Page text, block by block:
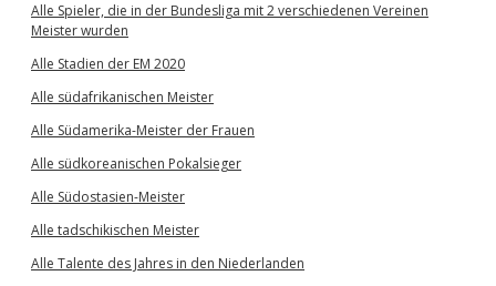
Alle Spieler, die in der Bundesliga mit 2 verschiedenen Vereinen
Meister wurden
Alle Stadien der EM 2020
Alle südafrikanischen Meister
Alle Südamerika-Meister der Frauen
Alle südkoreanischen Pokalsieger
Alle Südostasien-Meister
Alle tadschikischen Meister
Alle Talente des Jahres in den Niederlanden